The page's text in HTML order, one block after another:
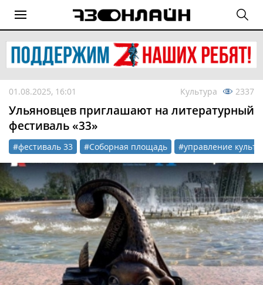
01.08.2025, 16:01 Культура 2337
Ульяновцев приглашают на литературный
фестиваль «33»
#фестиваль 33 #Соборная площадь #управление